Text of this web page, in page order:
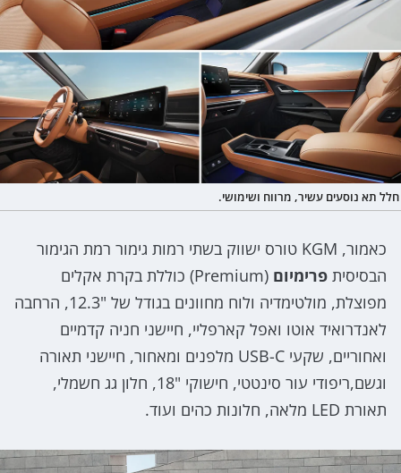
חלל תא נוסעים עשיר, מרווח ושימושי.
כאמור, KGM טורס ישווק בשתי רמות גימור רמת הגימור
הבסיסית פרימיום
(Premium) כוללת בקרת אקלים
מפוצלת, מולטימדיה ולוח מחוונים בגודל של "12.3, הרחבה
לאנדרואיד אוטו ואפל קארפליי, חיישני חניה קדמיים
ואחוריים, שקעי USB-C מלפנים ומאחור, חיישני תאורה
וגשם,ריפודי עור סינטטי, חישוקי "18, חלון גג חשמלי,
תאורת LED מלאה, חלונות כהים ועוד.